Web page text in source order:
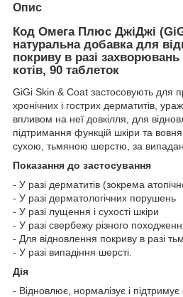
Опис
Код Омега Плюс ДжіДжі
натуральна добавка для
покриву в разі
котів, 90 таблеток
GiGi Skin & Coat застосовують для
хронічних і гострих дерматитів,
впливом на неї довкілля, для
підтримання функцій шкіри та
сухою, тьмяною шерстю, за
Показання до застосування
- У разі дерматитів (зокрема
- У разі дерматологічних порушень
- У разі лущення і сухості шкіри
- У разі свербежу різного
- Для відновлення покриву в разі
- У разі випадіння шерсті.
Дія
- Відновлює, нормалізує і підтримує